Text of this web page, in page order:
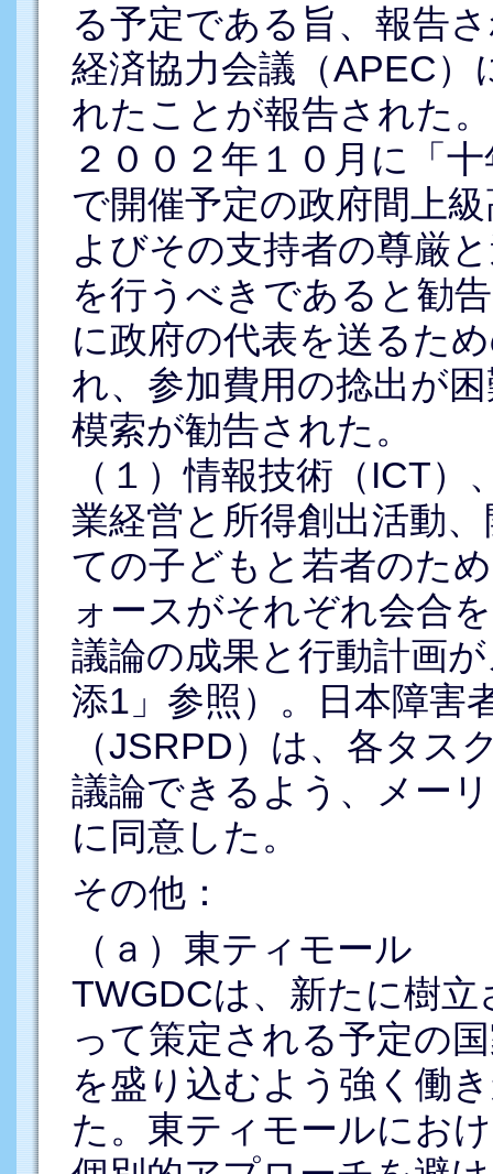
る予定である旨、報告
経済協力会議（APEC
れたことが報告された。
２００２年１０月に「
で開催予定の政府間上
よびその支持者の尊厳
を行うべきであると勧
に政府の代表を送るた
れ、参加費用の捻出が
模索が勧告された。
（１）情報技術（ICT
業経営と所得創出活動
ての子どもと若者のた
ォースがそれぞれ会合
議論の成果と行動計画
添1」参照）。日本障害
（JSRPD）は、各タス
議論できるよう、メー
に同意した。
その他：
（ａ）東ティモール
TWGDCは、新たに樹
って策定される予定の
を盛り込むよう強く働
た。東ティモールにお